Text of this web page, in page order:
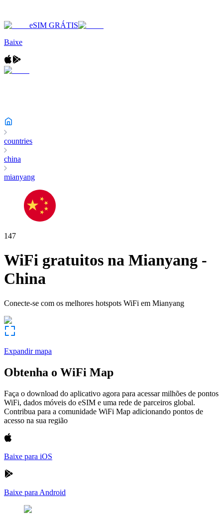
eSIM GRÁTIS
Baixe
countries
china
mianyang
147
WiFi gratuitos na Mianyang -
China
Conecte-se com os melhores hotspots WiFi em Mianyang
Expandir mapa
Obtenha o WiFi Map
Faça o download do aplicativo agora para acessar milhões de pontos
WiFi, dados móveis do eSIM e uma rede de parceiros global.
Contribua para a comunidade WiFi Map adicionando pontos de
acesso na sua região
Baixe para iOS
Baixe para Android